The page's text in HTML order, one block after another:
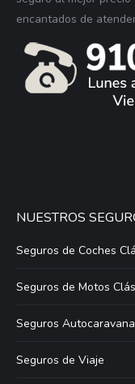
encantados de
NUESTROS
Seguros de Coches
Seguros de Motos
Seguros
Seguros de Viaje